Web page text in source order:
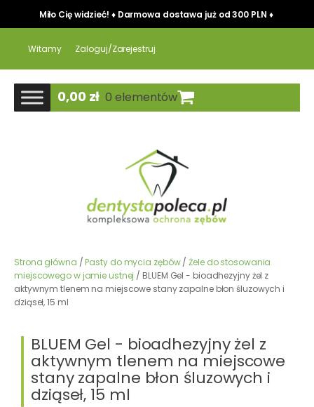
Miło Cię widzieć! ♦ Darmowa dostawa już od 300 PLN ♦
Witamy Zaloguj/Zarejestruj
0,00 zł 0 elementów
Strona główna / Pasty do mycia zębów/Żele do stosowania
miejscowego w jamie ustnej / BLUEM Gel - bioadhezyjny żel z
aktywnym tlenem na miejscowe stany zapalne błon śluzowych i
dziąseł, 15 ml
BLUEM Gel - bioadhezyjny żel z
aktywnym tlenem na miejscowe
stany zapalne błon śluzowych i
dziąseł, 15 ml